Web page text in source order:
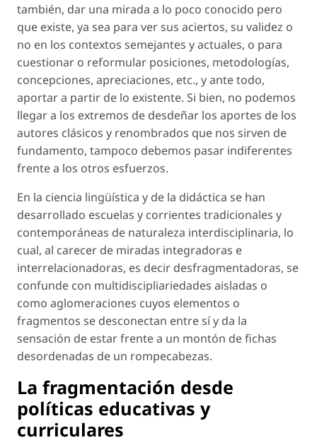
también, dar una mirada a lo poco conocido pero
que existe, ya sea para ver sus aciertos, su validez o
no en los contextos semejantes y actuales, o para
cuestionar o reformular posiciones, metodologías,
concepciones, apreciaciones, etc., y ante todo,
aportar a partir de lo existente. Si bien, no podemos
llegar a los extremos de desdeñar los aportes de los
autores clásicos y renombrados que nos sirven de
fundamento, tampoco debemos pasar indiferentes
frente a los otros esfuerzos.
En la ciencia lingüística y de la didáctica se han
desarrollado escuelas y corrientes tradicionales y
contemporáneas de naturaleza interdisciplinaria, lo
cual, al carecer de miradas integradoras e
interrelacionadoras, es decir desfragmentadoras, se
confunde con multidiscipliariedades aisladas o
como aglomeraciones cuyos elementos o
fragmentos se desconectan entre sí y da la
sensación de estar frente a un montón de fichas
desordenadas de un rompecabezas.
La fragmentación desde
políticas educativas y
curriculares